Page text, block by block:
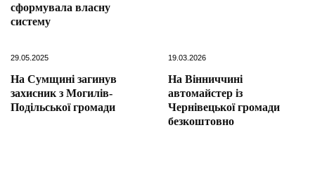
сформувала власну
систему
29.05.2025
На Сумщині загинув
захисник з Могилів-
Подільської громади
19.03.2026
На Вінниччині
автомайстер із
Чернівецької громади
безкоштовно